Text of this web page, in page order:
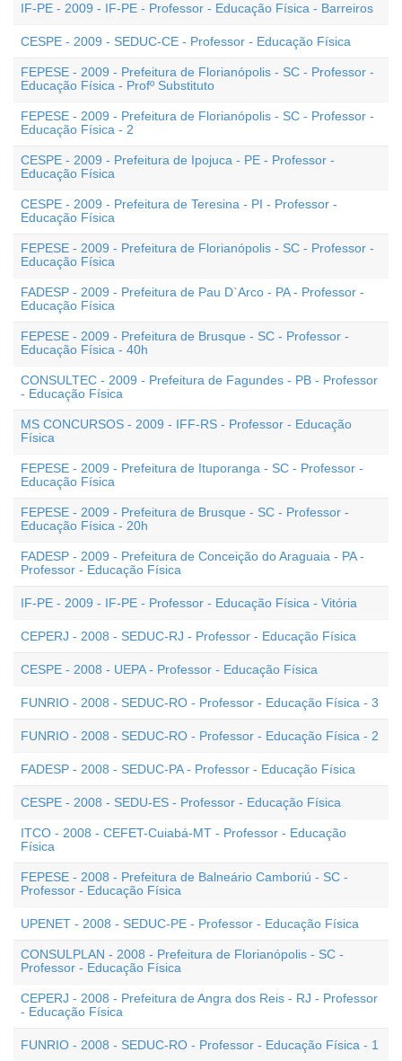
IF-PE - 2009 - IF-PE - Professor - Educação Física - Barreiros
CESPE - 2009 - SEDUC-CE - Professor - Educação Física
FEPESE - 2009 - Prefeitura de Florianópolis - SC - Professor -
Educação Física - Profº Substituto
FEPESE - 2009 - Prefeitura de Florianópolis - SC - Professor -
Educação Física - 2
CESPE - 2009 - Prefeitura de Ipojuca - PE - Professor -
Educação Física
CESPE - 2009 - Prefeitura de Teresina - PI - Professor -
Educação Física
FEPESE - 2009 - Prefeitura de Florianópolis - SC - Professor -
Educação Física
FADESP - 2009 - Prefeitura de Pau D`Arco - PA - Professor -
Educação Física
FEPESE - 2009 - Prefeitura de Brusque - SC - Professor -
Educação Física - 40h
CONSULTEC - 2009 - Prefeitura de Fagundes - PB - Professor
- Educação Física
MS CONCURSOS - 2009 - IFF-RS - Professor - Educação
Física
FEPESE - 2009 - Prefeitura de Ituporanga - SC - Professor -
Educação Física
FEPESE - 2009 - Prefeitura de Brusque - SC - Professor -
Educação Física - 20h
FADESP - 2009 - Prefeitura de Conceição do Araguaia - PA -
Professor - Educação Física
IF-PE - 2009 - IF-PE - Professor - Educação Física - Vitória
CEPERJ - 2008 - SEDUC-RJ - Professor - Educação Física
CESPE - 2008 - UEPA - Professor - Educação Física
FUNRIO - 2008 - SEDUC-RO - Professor - Educação Física - 3
FUNRIO - 2008 - SEDUC-RO - Professor - Educação Física - 2
FADESP - 2008 - SEDUC-PA - Professor - Educação Física
CESPE - 2008 - SEDU-ES - Professor - Educação Física
ITCO - 2008 - CEFET-Cuiabá-MT - Professor - Educação
Física
FEPESE - 2008 - Prefeitura de Balneário Camboriú - SC -
Professor - Educação Física
UPENET - 2008 - SEDUC-PE - Professor - Educação Física
CONSULPLAN - 2008 - Prefeitura de Florianópolis - SC -
Professor - Educação Física
CEPERJ - 2008 - Prefeitura de Angra dos Reis - RJ - Professor
- Educação Física
FUNRIO - 2008 - SEDUC-RO - Professor - Educação Física - 1